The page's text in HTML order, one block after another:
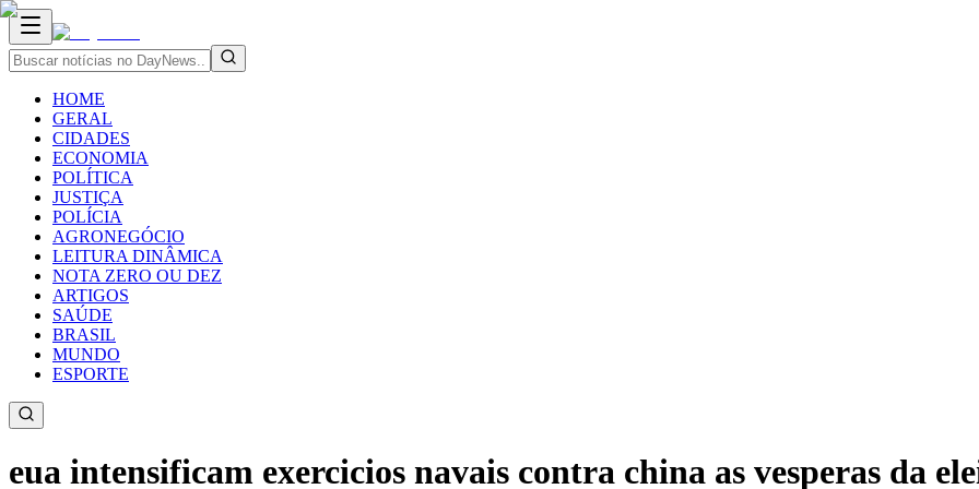
HOME
GERAL
CIDADES
ECONOMIA
POLÍTICA
JUSTIÇA
POLÍCIA
AGRONEGÓCIO
LEITURA DINÂMICA
NOTA ZERO OU DEZ
ARTIGOS
SAÚDE
BRASIL
MUNDO
ESPORTE
eua intensificam exercicios navais contra china as vesperas da